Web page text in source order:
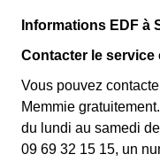
Informations EDF à
Contacter le service
Vous pouvez
Memmie
du lundi au samedi
09 69 32 15 15, un